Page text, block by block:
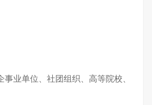
业单位、社团组织、高等院校、